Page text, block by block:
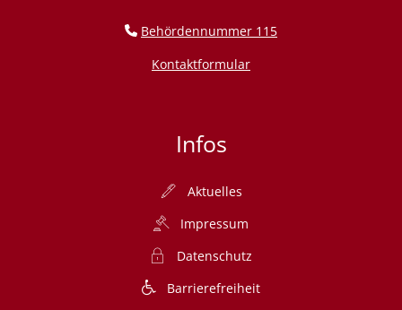
Behördennummer 115
Kontaktformular
Infos
Aktuelles
Impressum
Datenschutz
Barrierefreiheit